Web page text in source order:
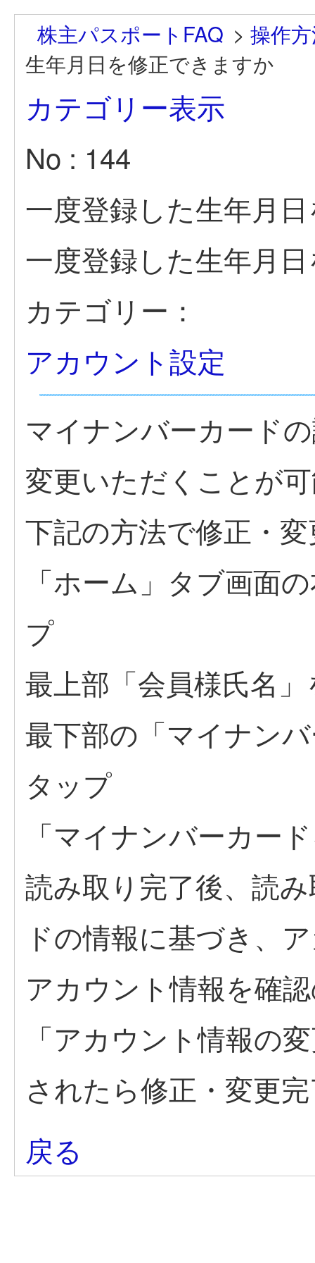
株主パスポートFAQ > 操作
生年月日を修正できますか
カテゴリー表示
No : 144
一度登録した生年月
一度登録した生年月
カテゴリー：
アカウント設定
マイナンバーカード
変更いただくことが
下記の方法で修正・
「ホーム」タブ画面
プ
最上部「会員様氏名
最下部の「マイナン
タップ
「マイナンバーカー
読み取り完了後、読
ドの情報に基づき、
アカウント情報を確
「アカウント情報の
されたら修正・変更
戻る